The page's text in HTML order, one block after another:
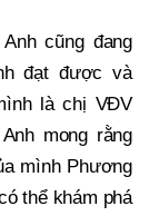
cũng đang
đạt được và
là chị VĐV
mong rằng
mình Phương
thể khám phá